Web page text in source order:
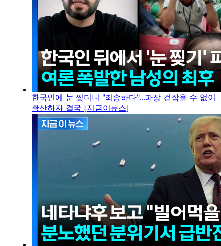
한국인에 눈 찢더니 "죄송하다"...파장 걷잡을 수 없이
확산하자 결국 [지금이뉴스]